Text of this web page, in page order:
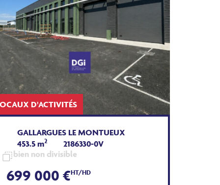
D'ACTIVITÉS
GALLARGUES LE MONTUEUX
453.5 m2
2186330-0V
bien non divisible
699 000 €HT/HD